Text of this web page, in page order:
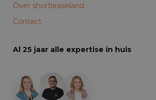
Over shortleaseland
Contact
Al 25 jaar alle expertise in huis